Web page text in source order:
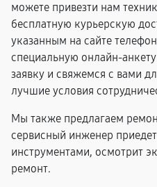
можете привезти нам
бесплатную курьерскую
указанным на сайте
специальную онлайн-
заявку и свяжемся с вами
лучшие условия
Мы также предлагаем
сервисный инженер
инструментами, осмотрит
ремонт.